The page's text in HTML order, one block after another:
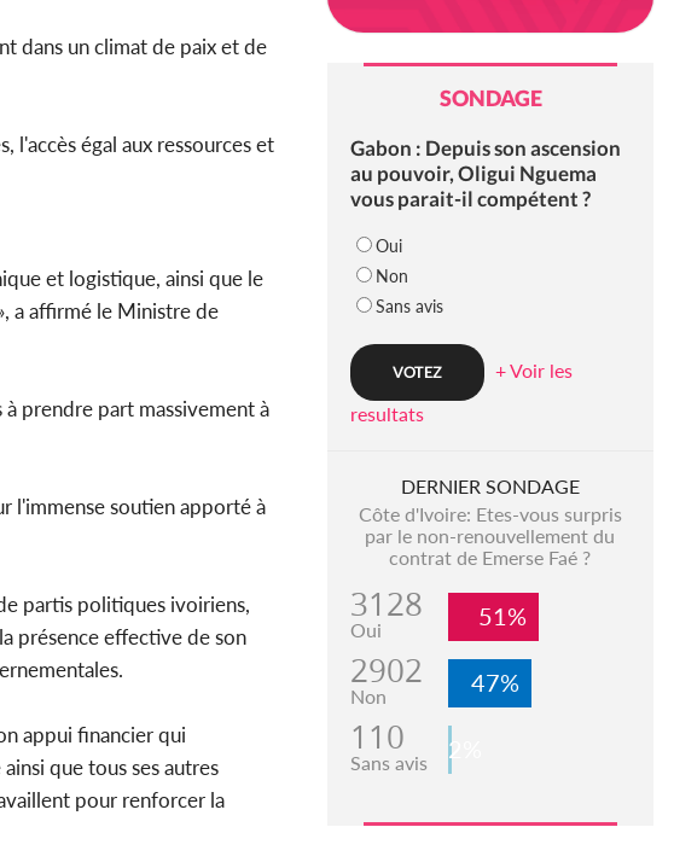
dans un climat de paix et de
l'accès égal aux ressources et
et logistique, ainsi que le
a affirmé le Ministre de
prendre part massivement à
l'immense soutien apporté à
partis politiques ivoiriens,
présence effective de son
appui financier qui
que tous ses autres
pour renforcer la
SONDAGE
Gabon : Depuis son ascension
au pouvoir, Oligui Nguema
vous parait-il compétent ?
Oui
Non
Sans avis
+ Voir les
resultats
DERNIER SONDAGE
Côte d'Ivoire: Etes-vous surpris
par le non-renouvellement du
contrat de Emerse Faé ?
3128
Oui 51%
2902
Non 47%
110
Sans avis 2%